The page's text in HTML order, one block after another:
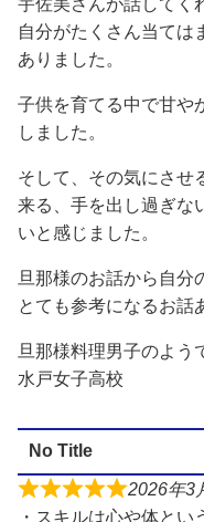
自分がたくさん当ては
ありました。
子供を育てる中で甘や
しました。
そして、その気にさせ
来る、手を出し過ぎな
いと感じました。
旦那様のお話から自分
とても参考になるお話
旦那様料理男子のよう
水戸女子高校
No Title
2026年3
・スキルは心や体とい